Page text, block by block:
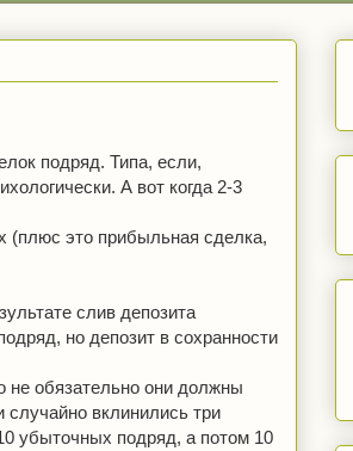
подряд. Типа, если,
А вот когда 2-3
(плюс это прибыльная сделка,
слив депозита
но депозит в сохранности
не обязательно они должны
вклинились три
убыточных подряд, а потом 10